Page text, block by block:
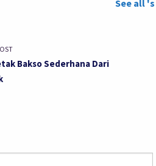
See all
Bakso Sederhana Dari